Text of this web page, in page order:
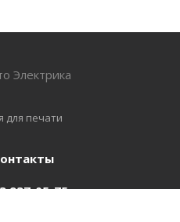
Электрика
для печати
937-05-75